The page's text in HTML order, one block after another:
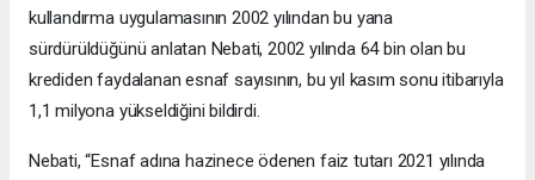
kullandırma uygulamasının 2002 yılından bu yana
sürdürüldüğünü anlatan Nebati, 2002 yılında 64 bin olan bu
krediden faydalanan esnaf sayısının, bu yıl kasım sonu itibarıyla
1,1 milyona yükseldiğini bildirdi.
Nebati, “Esnaf adına hazinece ödenen faiz tutarı 2021 yılında